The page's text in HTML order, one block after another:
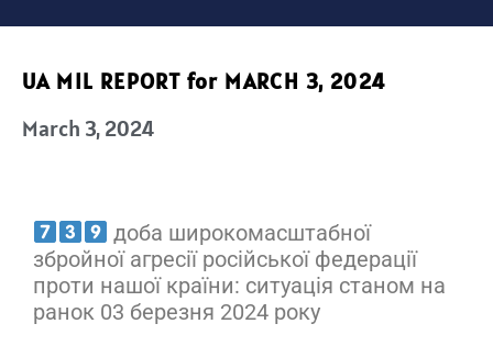
UA MIL REPORT for MARCH 3, 2024
March 3, 2024
доба широкомасштабної
збройної агресії російської федерації
проти нашої країни: ситуація станом на
ранок 03 березня 2024 року